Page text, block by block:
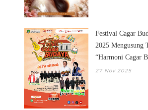
Festival Cagar
2025 Mengusung
“Harmoni Cagar
27 Nov 2025